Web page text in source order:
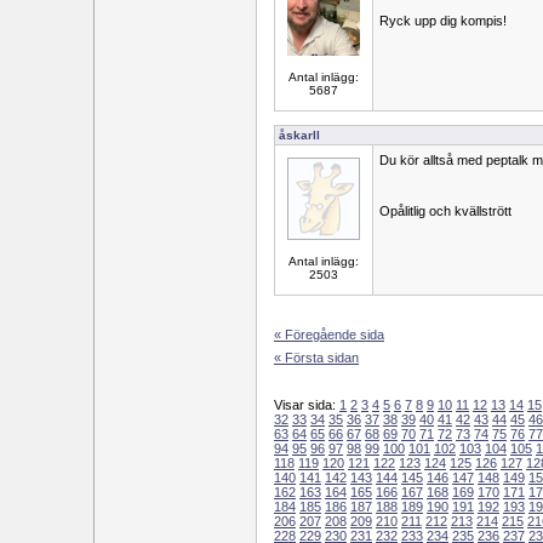
Antal inlägg:
5687
Ryck upp dig kompis!
åskarll
Antal inlägg:
2503
Du kör alltså med peptalk
Opålitlig och kvällstrött
« Föregående sida
« Första sidan
Visar sida: 1 2 3 4 5 6 7 8 9 10 11 12 13 14 15
32 33 34 35 36 37 38 39 40 41 42 43 44 45 46
63 64 65 66 67 68 69 70 71 72 73 74 75 76 77
94 95 96 97 98 99 100 101 102 103 104 105
118 119 120 121 122 123 124 125 126 127
140 141 142 143 144 145 146 147 148 149
162 163 164 165 166 167 168 169 170 171
184 185 186 187 188 189 190 191 192 193
206 207 208 209 210 211 212 213 214 215
228 229 230 231 232 233 234 235 236 237